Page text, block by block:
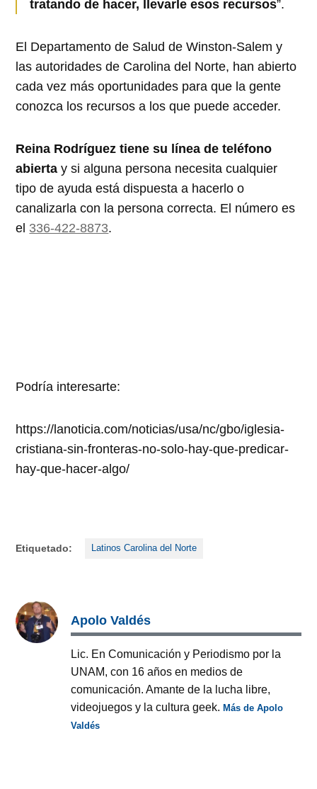
tratando de hacer, llevarle esos recursos”.
El Departamento de Salud de Winston-Salem y
las autoridades de Carolina del Norte, han abierto
cada vez más oportunidades para que la gente
conozca los recursos a los que puede acceder.
Reina Rodríguez tiene su línea de teléfono
abierta y si alguna persona necesita cualquier
tipo de ayuda está dispuesta a hacerlo o
canalizarla con la persona correcta. El número es
el 336-422-8873.
Podría interesarte:
https://lanoticia.com/noticias/usa/nc/gbo/iglesia-
cristiana-sin-fronteras-no-solo-hay-que-predicar-
hay-que-hacer-algo/
Etiquetado: Latinos Carolina del Norte
Apolo Valdés
Lic. En Comunicación y Periodismo por la
UNAM, con 16 años en medios de
comunicación. Amante de la lucha libre,
videojuegos y la cultura geek.Más de Apolo
Valdés